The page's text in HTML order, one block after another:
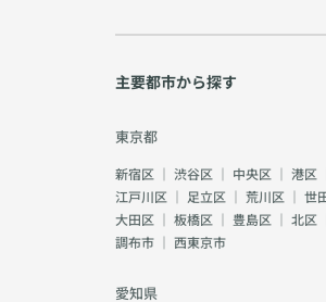
主要都市から探す
東京都
新宿区 ｜ 渋谷区 ｜ 中央区 ｜ 港区
江戸川区 ｜ 足立区 ｜ 荒川区 ｜ 世
大田区 ｜ 板橋区 ｜ 豊島区 ｜ 北区
調布市 ｜ 西東京市
愛知県